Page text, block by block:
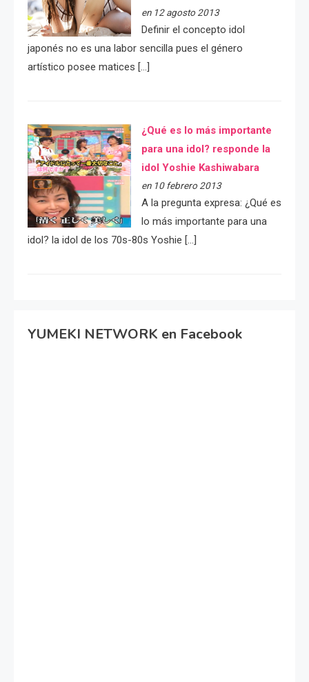
en 12 agosto 2013
Definir el concepto idol
japonés no es una labor sencilla pues el género
artístico posee matices […]
¿Qué es lo más importante
para una idol? responde la
idol Yoshie Kashiwabara
en 10 febrero 2013
A la pregunta expresa: ¿Qué es
lo más importante para una
idol? la idol de los 70s-80s Yoshie […]
YUMEKI NETWORK en Facebook